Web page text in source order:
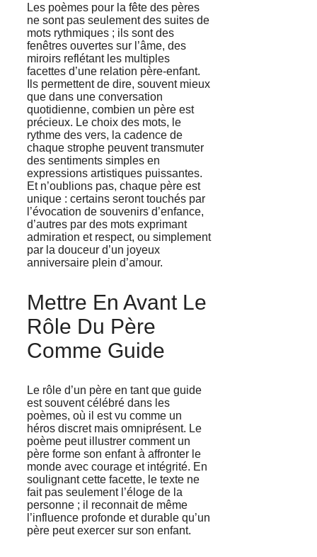
Les poèmes pour la fête des pères
ne sont pas seulement des suites de
mots rythmiques ; ils sont des
fenêtres ouvertes sur l’âme, des
miroirs reflétant les multiples
facettes d’une relation père-enfant.
Ils permettent de dire, souvent mieux
que dans une conversation
quotidienne, combien un père est
précieux. Le choix des mots, le
rythme des vers, la cadence de
chaque strophe peuvent transmuter
des sentiments simples en
expressions artistiques puissantes.
Et n’oublions pas, chaque père est
unique : certains seront touchés par
l’évocation de souvenirs d’enfance,
d’autres par des mots exprimant
admiration et respect, ou simplement
par la douceur d’un joyeux
anniversaire plein d’amour.
Mettre En Avant Le
Rôle Du Père
Comme Guide
Le rôle d’un père en tant que guide
est souvent célébré dans les
poèmes, où il est vu comme un
héros discret mais omniprésent. Le
poème peut illustrer comment un
père forme son enfant à affronter le
monde avec courage et intégrité. En
soulignant cette facette, le texte ne
fait pas seulement l’éloge de la
personne ; il reconnait de même
l’influence profonde et durable qu’un
père peut exercer sur son enfant.